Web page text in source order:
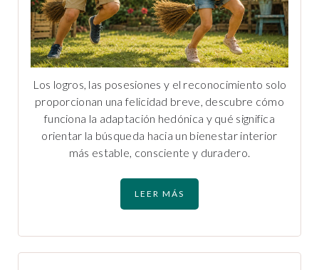
Los logros, las posesiones y el reconocimiento solo
proporcionan una felicidad breve, descubre cómo
funciona la adaptación hedónica y qué significa
orientar la búsqueda hacia un bienestar interior
más estable, consciente y duradero.
LEER MÁS